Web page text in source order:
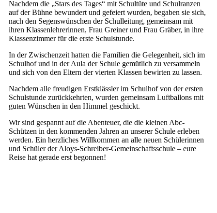
Nachdem die „Stars des Tages“ mit Schultüte und Schulranzen
auf der Bühne bewundert und gefeiert wurden, begaben sie sich,
nach den Segenswünschen der Schulleitung, gemeinsam mit
ihren Klassenlehrerinnen, Frau Greiner und Frau Gräber, in ihre
Klassenzimmer für die erste Schulstunde.
In der Zwischenzeit hatten die Familien die Gelegenheit, sich im
Schulhof und in der Aula der Schule gemütlich zu versammeln
und sich von den Eltern der vierten Klassen bewirten zu lassen.
Nachdem alle freudigen Erstklässler im Schulhof von der ersten
Schulstunde zurückkehrten, wurden gemeinsam Luftballons mit
guten Wünschen in den Himmel geschickt.
Wir sind gespannt auf die Abenteuer, die die kleinen Abc-
Schützen in den kommenden Jahren an unserer Schule erleben
werden. Ein herzliches Willkommen an alle neuen Schülerinnen
und Schüler der Aloys-Schreiber-Gemeinschaftsschule – eure
Reise hat gerade erst begonnen!